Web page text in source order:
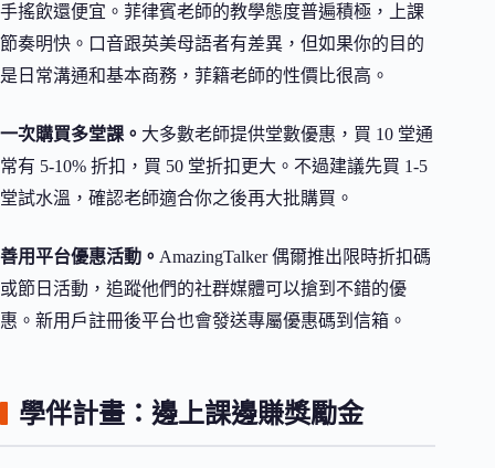
手搖飲還便宜。菲律賓老師的教學態度普遍積極，上課
節奏明快。口音跟英美母語者有差異，但如果你的目的
是日常溝通和基本商務，菲籍老師的性價比很高。
一次購買多堂課。 大多數老師提供堂數優惠，買 10 堂通
常有 5-10% 折扣，買 50 堂折扣更大。不過建議先買 1-5
堂試水溫，確認老師適合你之後再大批購買。
善用平台優惠活動。 AmazingTalker 偶爾推出限時折扣碼
或節日活動，追蹤他們的社群媒體可以搶到不錯的優
惠。新用戶註冊後平台也會發送專屬優惠碼到信箱。
學伴計畫：邊上課邊賺獎勵金